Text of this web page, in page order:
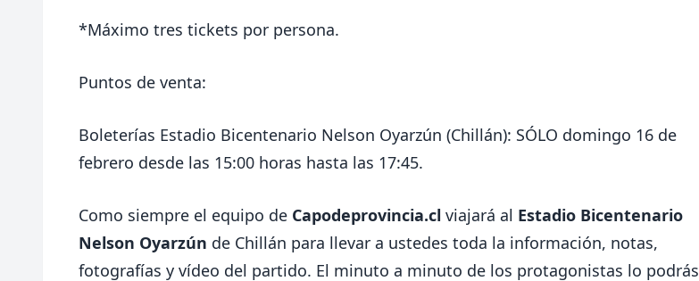
*Máximo tres tickets por persona.
Puntos de venta:
Boleterías Estadio Bicentenario Nelson Oyarzún (Chillán): SÓLO domingo 16 de
febrero desde las 15:00 horas hasta las 17:45.
Como siempre el equipo de Capodeprovincia.cl viajará al Estadio Bicentenario
Nelson Oyarzún de Chillán para llevar a ustedes toda la información, notas,
fotografías y vídeo del partido. El minuto a minuto de los protagonistas lo podrás